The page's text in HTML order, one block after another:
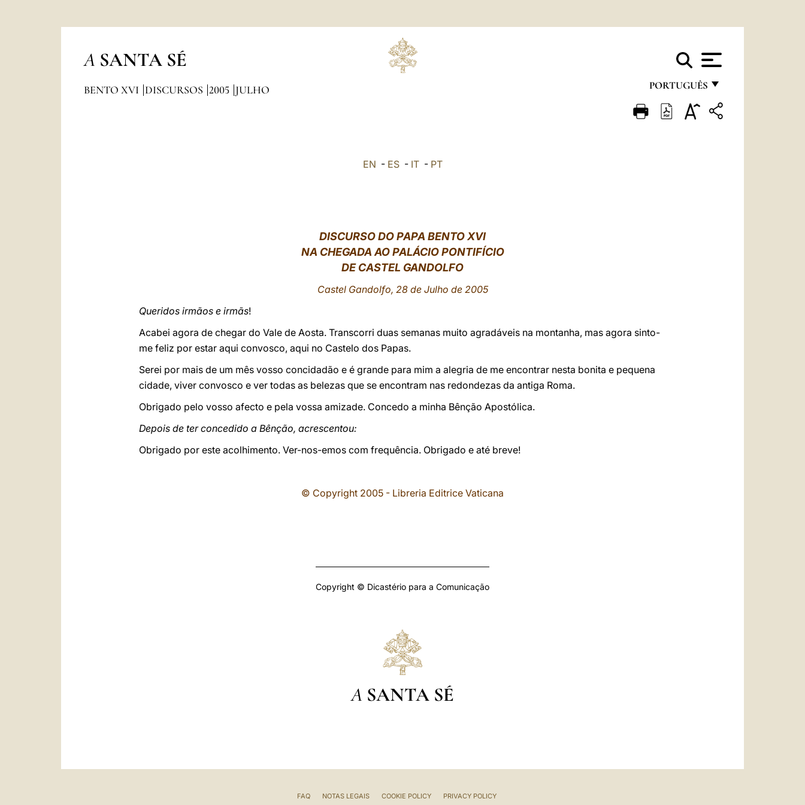
A SANTA SÉ
PORTUGUÊS
FRANÇAIS
BENTO XVI DISCURSOS 2005 JULHO
EN - ES- IT- PT
DISCURSO DO PAPA BENTO XVI
NA CHEGADA AO PALÁCIO PONTIFÍCIO
DE CASTEL GANDOLFO
Castel Gandolfo, 28 de Julho de 2005
Queridos irmãos e irmãs!
Acabei agora de chegar do Vale de Aosta. Transcorri duas semanas muito agradáveis na montanha, mas agora sinto-
me feliz por estar aqui convosco, aqui no Castelo dos Papas.
Serei por mais de um mês vosso concidadão e é grande para mim a alegria de me encontrar nesta bonita e pequena
cidade, viver convosco e ver todas as belezas que se encontram nas redondezas da antiga Roma.
Obrigado pelo vosso afecto e pela vossa amizade. Concedo a minha Bênção Apostólica.
Depois de ter concedido a Bênção, acrescentou:
Obrigado por este acolhimento. Ver-nos-emos com frequência. Obrigado e até breve!
© Copyright 2005 - Libreria Editrice Vaticana
Copyright © Dicastério para a Comunicação
A SANTA SÉ
FAQ NOTAS LEGAIS COOKIE POLICY PRIVACY POLICY